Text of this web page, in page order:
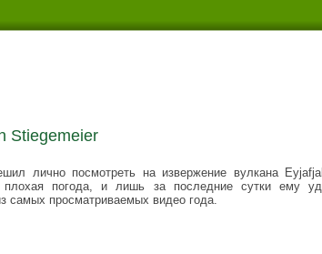
Stiegemeier
лично посмотреть на извержение вулкана
погода, и лишь за последние сутки ему
самых просматриваемых видео года.